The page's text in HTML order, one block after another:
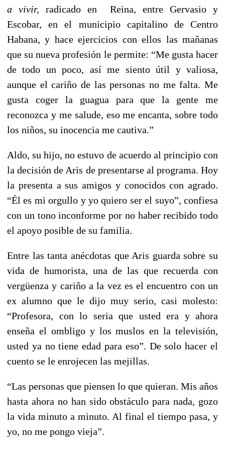
a vivir, radicado en Reina, entre Gervasio y
Escobar, en el municipio capitalino de Centro
Habana, y hace ejercicios con ellos las mañanas
que su nueva profesión le permite: “Me gusta hacer
de todo un poco, así me siento útil y valiosa,
aunque el cariño de las personas no me falta. Me
gusta coger la guagua para que la gente me
reconozca y me salude, eso me encanta, sobre todo
los niños, su inocencia me cautiva.”
Aldo, su hijo, no estuvo de acuerdo al principio con
la decisión de Aris de presentarse al programa. Hoy
la presenta a sus amigos y conocidos con agrado.
“Él es mi orgullo y yo quiero ser el suyo”, confiesa
con un tono inconforme por no haber recibido todo
el apoyo posible de su familia.
Entre las tanta anécdotas que Aris guarda sobre su
vida de humorista, una de las que recuerda con
vergüenza y cariño a la vez es el encuentro con un
ex alumno que le dijo muy serio, casi molesto:
“Profesora, con lo seria que usted era y ahora
enseña el ombligo y los muslos en la televisión,
usted ya no tiene edad para eso”. De solo hacer el
cuento se le enrojecen las mejillas.
“Las personas que piensen lo que quieran. Mis años
hasta ahora no han sido obstáculo para nada, gozo
la vida minuto a minuto. Al final el tiempo pasa, y
yo, no me pongo vieja”.